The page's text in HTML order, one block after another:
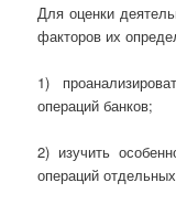
Для оценки
факторов их
1)
операций банков;
2) изучить
операций